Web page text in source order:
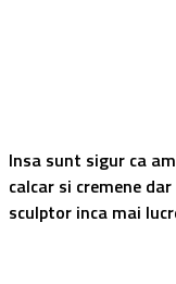
Insa sunt sigur ca
calcar si cremene
sculptor inca mai